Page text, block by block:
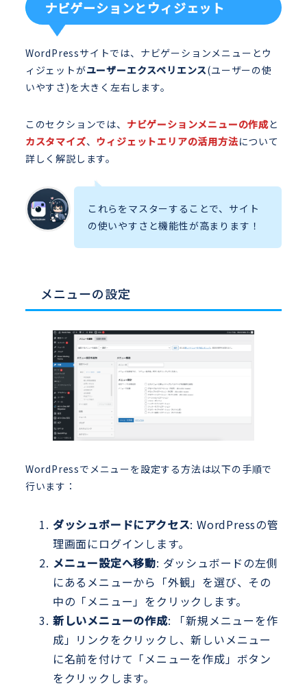
ナビゲーションとウィジェット
WordPressサイトでは、ナビゲーションメニューとウ
ィジェットがユーザーエクスペリエンス(ユーザーの使
いやすさ)を大きく左右します。
このセクションでは、 ナビゲーションメニューの作成と
カスタマイズ、 ウィジェットエリアの活用方法について
詳しく解説します。
これらをマスターすることで、サイト
の使いやすさと機能性が高まります！
メニューの設定
WordPressでメニューを設定する方法は以下の手順で
行います：
ダッシュボードにアクセス: WordPressの管
理画面にログインします。
メニュー設定へ移動: ダッシュボードの左側
にあるメニューから「外観」を選び、その
中の「メニュー」をクリックします。
新しいメニューの作成: 「新規メニューを作
成」リンクをクリックし、新しいメニュー
に名前を付けて「メニューを作成」ボタン
をクリックします。